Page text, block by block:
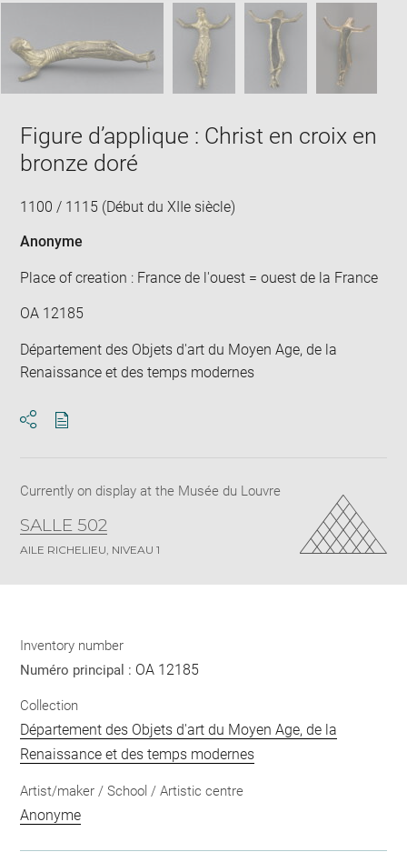
Figure d’applique : Christ en croix en
bronze doré
1100 / 1115 (Début du XIIe siècle)
Anonyme
Place of creation : France de l'ouest = ouest de la France
OA 12185
Département des Objets d'art du Moyen Age, de la
Renaissance et des temps modernes
Currently on display at the Musée du Louvre
SALLE 502
AILE RICHELIEU, NIVEAU 1
Inventory number
Numéro principal : OA 12185
Collection
Département des Objets d'art du Moyen Age, de la
Renaissance et des temps modernes
Artist/maker / School / Artistic centre
Anonyme